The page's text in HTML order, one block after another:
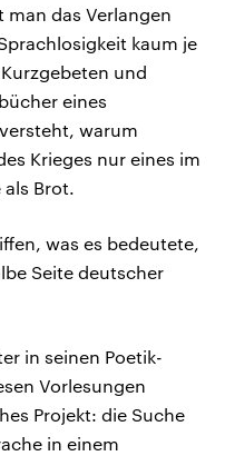
das Verlangen
kaum je
und
eines
warum
Krieges nur eines im
Brot.
was es bedeutete,
Seite deutscher
in seinen Poetik-
Vorlesungen
Projekt: die Suche
in einem